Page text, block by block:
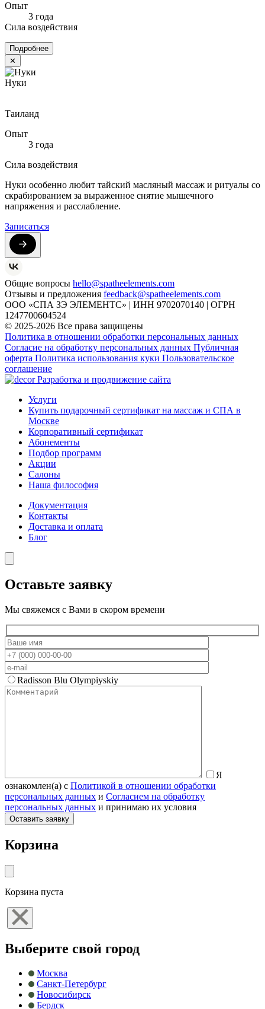
Опыт
3 года
Сила воздействия
Подробнее
✕
Нуки
Таиланд
Опыт
3 года
Сила воздействия
Нуки особенно любит тайский масляный массаж и ритуалы со
скрабированием за выраженное снятие мышечного
напряжения и расслабление.
Записаться
Общие вопросы hello@spatheelements.com
Отзывы и предложения feedback@spatheelements.com
ООО «СПА ЗЭ ЭЛЕМЕНТС» | ИНН 9702070140 | ОГРН
1247700604524
© 2025-2026 Все права защищены
Политика в отношении обработки персональных данных
Согласие на обработку персональных данных Публичная
оферта Политика использования куки Пользовательское
соглашение
Разработка и продвижение сайта
Услуги
Купить подарочный сертификат на массаж и СПА в
Москве
Корпоративный сертификат
Абонементы
Подбор программ
Акции
Салоны
Наша философия
Документация
Контакты
Доставка и оплата
Блог
Оставьте заявку
Мы свяжемся с Вами в скором времени
Radisson Blu Olympiyskiy
Я
ознакомлен(а) с Политикой в отношении обработки
персональных данных и Согласием на обработку
персональных данных и принимаю их условия
Корзина
Корзина пуста
Выберите свой город
Москва
Санкт-Петербург
Новосибирск
Бердск